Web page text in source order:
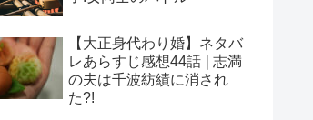
【大正身代わり婚】ネタバ
レあらすじ感想44話❘志満
の夫は千波紡績に消され
た?!